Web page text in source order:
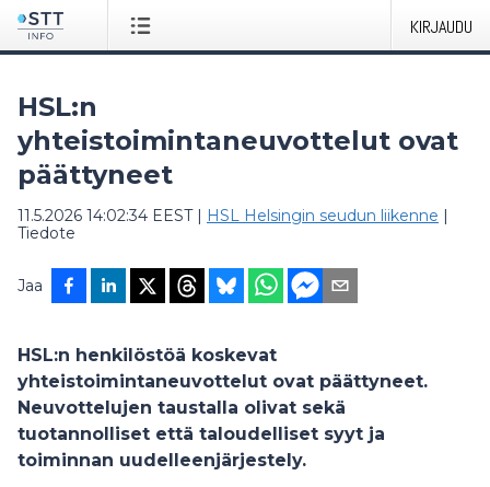
KIRJAUDU
HSL:n
yhteistoimintaneuvottelut ovat
päättyneet
11.5.2026 14:02:34 EEST| HSL Helsingin seudun liikenne |
Tiedote
Jaa
HSL:n henkilöstöä koskevat
yhteistoimintaneuvottelut ovat päättyneet.
Neuvottelujen taustalla olivat sekä
tuotannolliset että taloudelliset syyt ja
toiminnan uudelleenjärjestely.